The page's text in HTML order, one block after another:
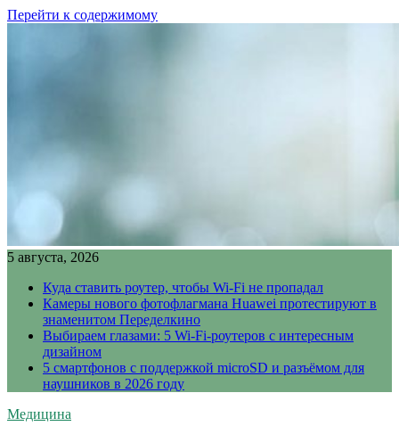
Перейти к содержимому
5 августа, 2026
Куда ставить роутер, чтобы Wi-Fi не пропадал
Камеры нового фотофлагмана Huawei протестируют в
знаменитом Переделкино
Выбираем глазами: 5 Wi-Fi-роутеров с интересным
дизайном
5 смартфонов с поддержкой microSD и разъёмом для
наушников в 2026 году
Медицина